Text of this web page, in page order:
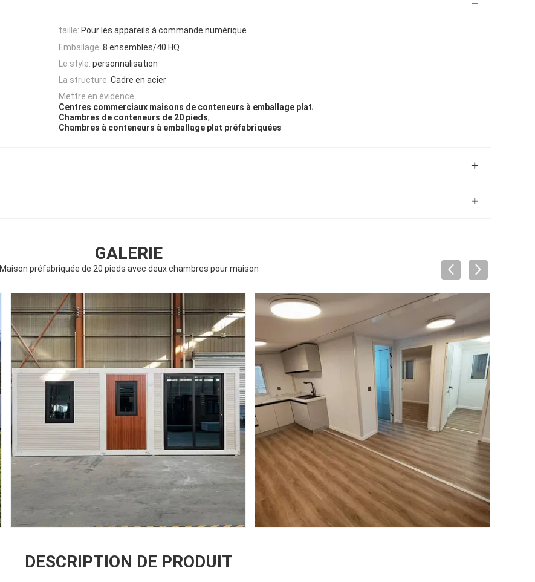
taille: Pour les appareils à commande numérique
Emballage: 8 ensembles/40 HQ
Le style: personnalisation
La structure: Cadre en acier
Mettre en évidence:
Centres commerciaux maisons de conteneurs à emballage plat,
Chambres de conteneurs de 20 pieds,
Chambres à conteneurs à emballage plat préfabriquées
GALERIE
Maison préfabriquée de 20 pieds avec deux chambres pour maison
DESCRIPTION DE PRODUIT